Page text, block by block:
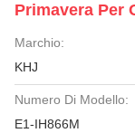
Primavera Per
Marchio:
KHJ
Numero Di Modello:
E1-IH866M